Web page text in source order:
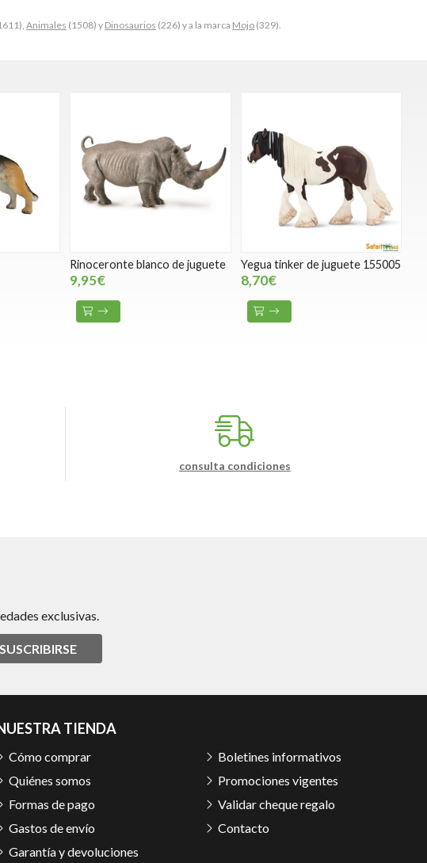
Animales (1508) y Dinosaurios (226) y a la marca Mojo (329).
Rinoceronte blanco de juguete
9,95€
Yegua tinker de juguete 155005
8,70€
consulta condiciones
exclusivas.
SUSCRIBIRSE
TIENDA
Cómo comprar
Quiénes somos
Formas de pago
Gastos de envío
Garantía y devoluciones
Boletines informativos
Promociones vigentes
Validar cheque regalo
Contacto